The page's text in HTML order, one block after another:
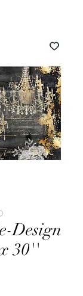
Design
30''